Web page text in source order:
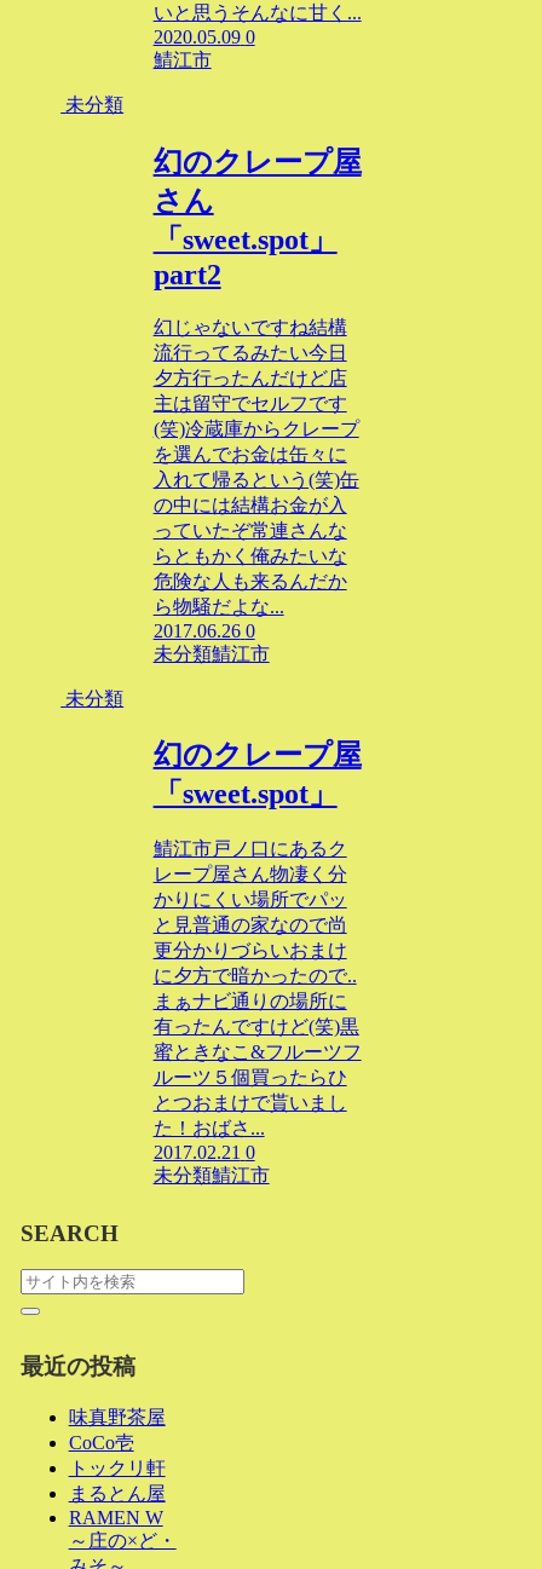
いと思うそんなに甘く...
2020.05.09 0
鯖江市
未分類
幻のクレープ屋
さん
「sweet.spot」
part2
幻じゃないですね結構
流行ってるみたい今日
夕方行ったんだけど店
主は留守でセルフです
(笑)冷蔵庫からクレープ
を選んでお金は缶々に
入れて帰るという(笑)缶
の中には結構お金が入
っていたぞ常連さんな
らともかく俺みたいな
危険な人も来るんだか
ら物騒だよな...
2017.06.26 0
未分類鯖江市
未分類
幻のクレープ屋
「sweet.spot」
鯖江市戸ノ口にあるク
レープ屋さん物凄く分
かりにくい場所でパッ
と見普通の家なので尚
更分かりづらいおまけ
に夕方で暗かったので..
まぁナビ通りの場所に
有ったんですけど(笑)黒
蜜ときなこ&フルーツフ
ルーツ５個買ったらひ
とつおまけで貰いまし
た！おばさ...
2017.02.21 0
未分類鯖江市
SEARCH
最近の投稿
味真野茶屋
CoCo壱
トックリ軒
まるとん屋
RAMEN W
～庄の×ど・